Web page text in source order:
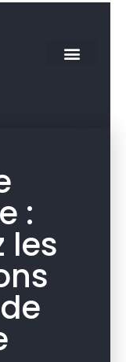
:
les